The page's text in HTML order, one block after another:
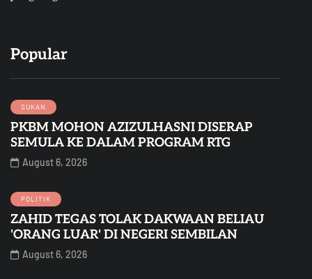
Popular
SUKAN
PKBM MOHON AZIZULHASNI DISERAP
SEMULA KE DALAM PROGRAM RTG
August 6, 2026
POLITIK
ZAHID TEGAS TOLAK DAKWAAN BELIAU
'ORANG LUAR' DI NEGERI SEMBILAN
August 6, 2026